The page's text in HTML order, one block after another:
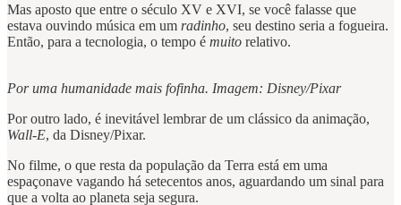
Mas aposto que entre o século XV e XVI, se você falasse que
estava ouvindo música em um radinho, seu destino seria a fogueira.
Então, para a tecnologia, o tempo é muito relativo.
Por uma humanidade mais fofinha. Imagem: Disney/Pixar
Por outro lado, é inevitável lembrar de um clássico da animação,
Wall-E, da Disney/Pixar.
No filme, o que resta da população da Terra está em uma
espaçonave vagando há setecentos anos, aguardando um sinal para
que a volta ao planeta seja segura.